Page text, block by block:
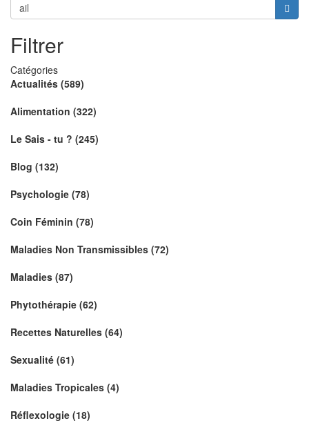
Filtrer
Catégories
Actualités (589)
Alimentation (322)
Le Sais - tu ? (245)
Blog (132)
Psychologie (78)
Coin Féminin (78)
Maladies Non Transmissibles (72)
Maladies (87)
Phytothérapie (62)
Recettes Naturelles (64)
Sexualité (61)
Maladies Tropicales (4)
Réflexologie (18)